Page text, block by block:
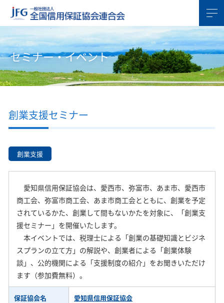
セミナー・イベント
創業支援セミナー
創業支援
愛知県信用保証協会は、愛西市、弥富市、あま市、愛西市
商工会、弥富市商工会、あま市商工会とともに、創業を予定
されているかた、創業して間もないかたを対象に、「創業支
援セミナー」を開催いたします。
本イベントでは、税理士による「創業の基礎知識とビジネ
スプランの立て方」の解説や、創業者による「創業体験
談」、公的機関による「支援制度の紹介」をお聞きいただけ
ます（参加費無料）。
保証協会名 愛知県信用保証協会